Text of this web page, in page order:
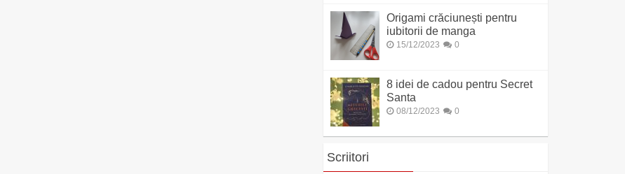
Origami crăciunești pentru
iubitorii de manga
15/12/2023 0
8 idei de cadou pentru Secret
Santa
08/12/2023 0
Scriitori